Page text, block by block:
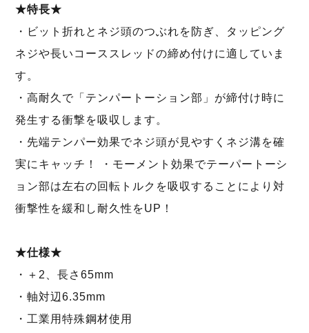
★特長★
・ビット折れとネジ頭のつぶれを防ぎ、タッピング
ネジや長いコーススレッドの締め付けに適していま
す。
・高耐久で「テンパートーション部」が締付け時に
発生する衝撃を吸収します。
・先端テンパー効果でネジ頭が見やすくネジ溝を確
実にキャッチ！ ・モーメント効果でテーパートーシ
ョン部は左右の回転トルクを吸収することにより対
衝撃性を緩和し耐久性をUP！
★仕様★
・＋2、長さ65mm
・軸対辺6.35mm
・工業用特殊鋼材使用